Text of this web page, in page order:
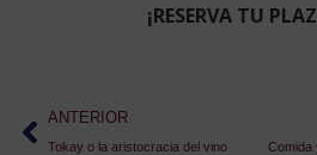
¡RESERVA TU
ANTERIOR
Tokay o la aristocracia del vino